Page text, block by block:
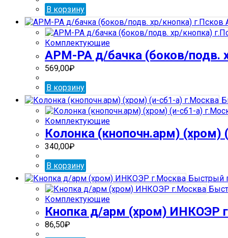
В корзину
Комплектующие
АРМ-РА д/бачка (боков/подв.
569,00₽
В корзину
Комплектующие
Колонка (кнопочн.арм) (хром)
340,00₽
В корзину
Быстрый
Комплектующие
Кнопка д/арм (хром) ИНКОЭР
86,50₽